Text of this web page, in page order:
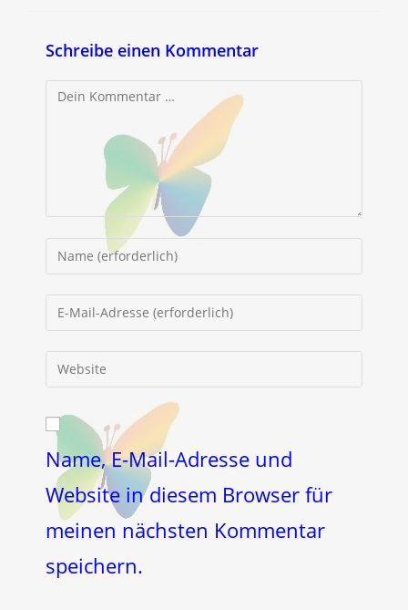
Schreibe einen Kommentar
Kommentar
Namen
oder
Kommentieren
E-
Mail-
zum
Kommentieren
ein
URL
ein
(optional)
Name, E-Mail-Adresse und
Website in diesem Browser für
meinen nächsten Kommentar
speichern.